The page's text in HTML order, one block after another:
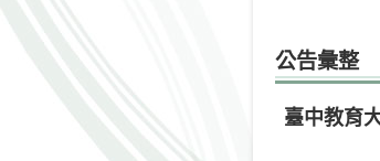
公告彙整
臺中教育